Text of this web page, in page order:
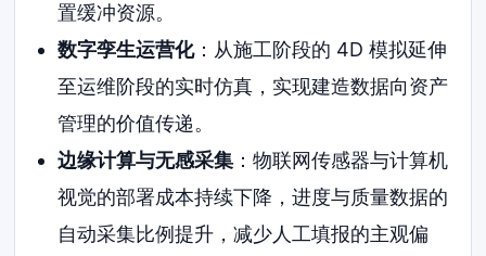
置缓冲资源。
数字孪生运营化：从施工阶段的 4D 模拟延伸
至运维阶段的实时仿真，实现建造数据向资产
管理的价值传递。
边缘计算与无感采集：物联网传感器与计算机
视觉的部署成本持续下降，进度与质量数据的
自动采集比例提升，减少人工填报的主观偏